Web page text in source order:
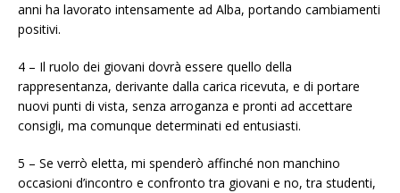
anni ha lavorato intensamente ad Alba, portando cambiamenti
positivi.
4 – Il ruolo dei giovani dovrà essere quello della
rappresentanza, derivante dalla carica ricevuta, e di portare
nuovi punti di vista, senza arroganza e pronti ad accettare
consigli, ma comunque determinati ed entusiasti.
5 – Se verrò eletta, mi spenderò affinché non manchino
occasioni d’incontro e confronto tra giovani e no, tra studenti,